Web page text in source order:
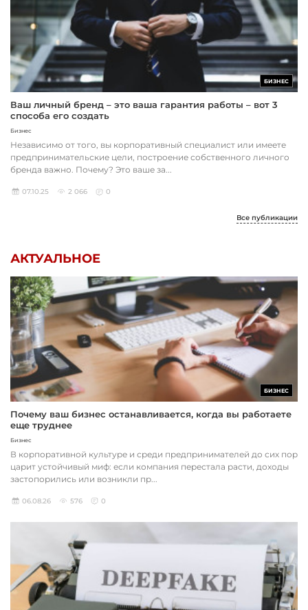
БИЗНЕС
Ваш личный бренд – это ваша гарантия работы – вот 3
способа его создать
Бизнес
Независимо от того, вы корпоративный специалист или имеете
предпринимательские цели, построение собственного личного
бренда важно. Почему? Это ваше за...
07.10.25 2 066 0
Все публикации
АКТУАЛЬНОЕ
БИЗНЕС
Почему ваш бизнес останавливается, когда вы работаете
еще труднее
Бизнес
В корпоративной культуре и среди предпринимателей до сих пор
царит устойчивый миф: если компания перестала расти, доходы
застопорились или возникли пр...
06.08.26 576 0